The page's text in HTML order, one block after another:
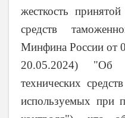
жесткость
средств
Минфина России от
20.05.2024) "Об
технических
используемых при